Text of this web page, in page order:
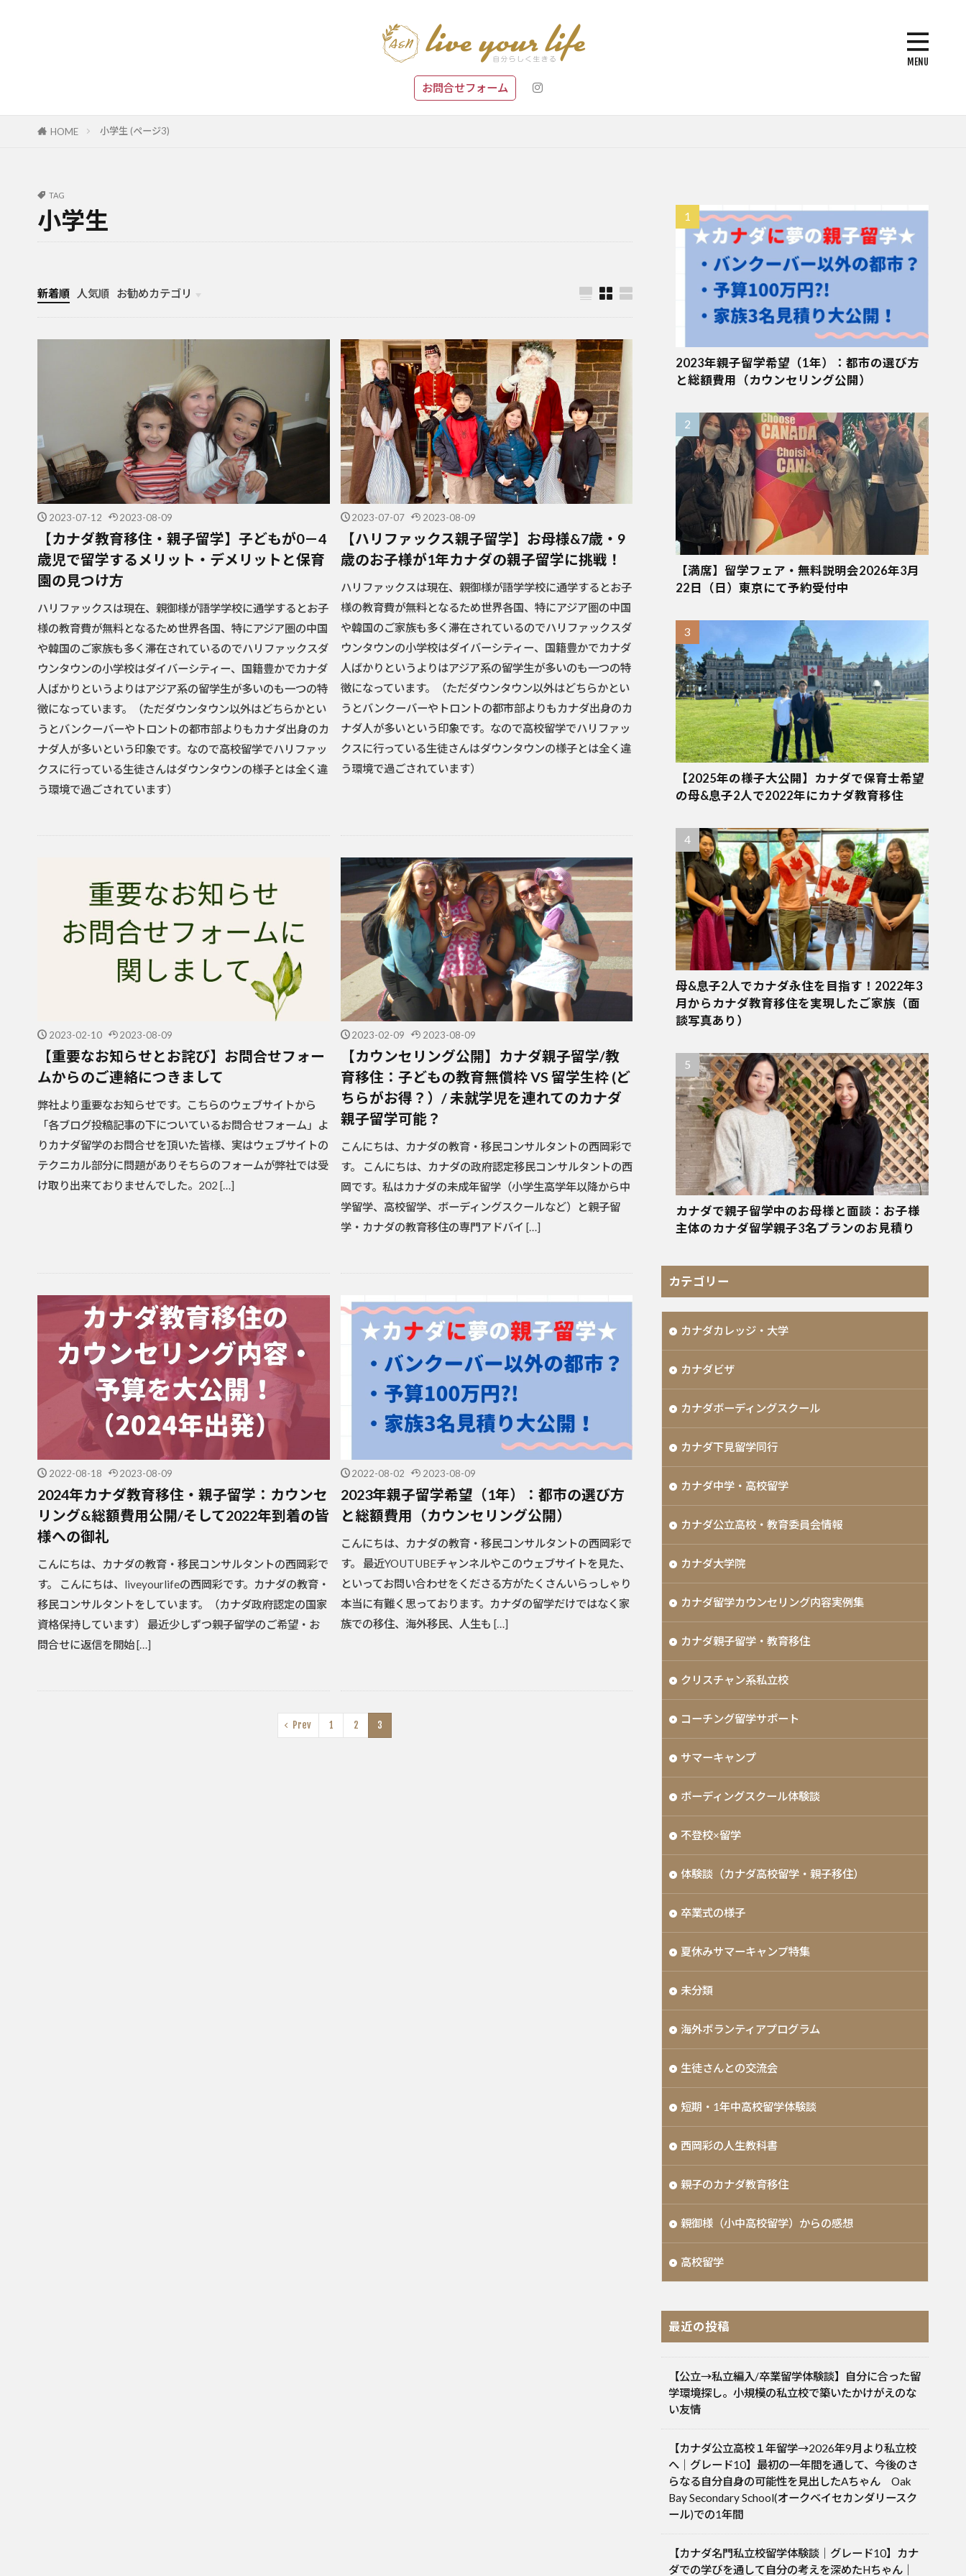
お問合せフォーム
HOME 小学生 (ページ3)
TAG
小学生
新着順 人気順
お勧めカテゴリ
カナダ中学・高校留学
カナダ親子留学・教育移住
体験談（カナダ高校留学・親子移住）
カナダ留学カウンセリング内容実例集
2023-07-12 2023-08-09
【カナダ教育移住・親子留学】子どもが0－4
歳児で留学するメリット・デメリットと保育
園の見つけ方
ハリファックスは現在、親御様が語学学校に通学するとお子
様の教育費が無料となるため世界各国、特にアジア圏の中国
や韓国のご家族も多く滞在されているのでハリファックスダ
ウンタウンの小学校はダイバーシティー、国籍豊かでカナダ
人ばかりというよりはアジア系の留学生が多いのも一つの特
徴になっています。（ただダウンタウン以外はどちらかとい
うとバンクーバーやトロントの都市部よりもカナダ出身のカ
ナダ人が多いという印象です。なので高校留学でハリファッ
クスに行っている生徒さんはダウンタウンの様子とは全く違
う環境で過ごされています）
2023-07-07 2023-08-09
【ハリファックス親子留学】お母様&7歳・9
歳のお子様が1年カナダの親子留学に挑戦！
ハリファックスは現在、親御様が語学学校に通学するとお子
様の教育費が無料となるため世界各国、特にアジア圏の中国
や韓国のご家族も多く滞在されているのでハリファックスダ
ウンタウンの小学校はダイバーシティー、国籍豊かでカナダ
人ばかりというよりはアジア系の留学生が多いのも一つの特
徴になっています。（ただダウンタウン以外はどちらかとい
うとバンクーバーやトロントの都市部よりもカナダ出身のカ
ナダ人が多いという印象です。なので高校留学でハリファッ
クスに行っている生徒さんはダウンタウンの様子とは全く違
う環境で過ごされています）
2023-02-10 2023-08-09
【重要なお知らせとお詫び】お問合せフォー
ムからのご連絡につきまして
弊社より重要なお知らせです。こちらのウェブサイトから
「各ブログ投稿記事の下についているお問合せフォーム」よ
りカナダ留学のお問合せを頂いた皆様、実はウェブサイトの
テクニカル部分に問題がありそちらのフォームが弊社では受
け取り出来ておりませんでした。202 […]
2023-02-09 2023-08-09
【カウンセリング公開】カナダ親子留学/教
育移住：子どもの教育無償枠 VS 留学生枠 (ど
ちらがお得？）/ 未就学児を連れてのカナダ
親子留学可能？
こんにちは、カナダの教育・移民コンサルタントの西岡彩で
す。 こんにちは、カナダの政府認定移民コンサルタントの西
岡です。私はカナダの未成年留学（小学生高学年以降から中
学留学、高校留学、ボーディングスクールなど）と親子留
学・カナダの教育移住の専門アドバイ […]
2022-08-18 2023-08-09
2024年カナダ教育移住・親子留学：カウンセ
リング&総額費用公開/そして2022年到着の皆
様への御礼
こんにちは、カナダの教育・移民コンサルタントの西岡彩で
す。 こんにちは、liveyourlifeの西岡彩です。カナダの教育・
移民コンサルタントをしています。（カナダ政府認定の国家
資格保持しています） 最近少しずつ親子留学のご希望・お
問合せに返信を開始 […]
2022-08-02 2023-08-09
2023年親子留学希望（1年）：都市の選び方
と総額費用（カウンセリング公開）
こんにちは、カナダの教育・移民コンサルタントの西岡彩で
す。 最近YOUTUBEチャンネルやこのウェブサイトを見た、
といってお問い合わせをくださる方がたくさんいらっしゃり
本当に有難く思っております。カナダの留学だけではなく家
族での移住、海外移民、人生も […]
Prev 1 2 3
2023年親子留学希望（1年）：都市の選び方
と総額費用（カウンセリング公開）
【満席】留学フェア・無料説明会2026年3月
22日（日）東京にて予約受付中
【2025年の様子大公開】カナダで保育士希望
の母&息子2人で2022年にカナダ教育移住
母&息子2人でカナダ永住を目指す！2022年3
月からカナダ教育移住を実現したご家族（面
談写真あり）
カナダで親子留学中のお母様と面談：お子様
主体のカナダ留学親子3名プランのお見積り
カテゴリー
カナダカレッジ・大学
カナダビザ
カナダボーディングスクール
カナダ下見留学同行
カナダ中学・高校留学
カナダ公立高校・教育委員会情報
カナダ大学院
カナダ留学カウンセリング内容実例集
カナダ親子留学・教育移住
クリスチャン系私立校
コーチング留学サポート
サマーキャンプ
ボーディングスクール体験談
不登校×留学
体験談（カナダ高校留学・親子移住）
卒業式の様子
夏休みサマーキャンプ特集
未分類
海外ボランティアプログラム
生徒さんとの交流会
短期・1年中高校留学体験談
西岡彩の人生教科書
親子のカナダ教育移住
親御様（小中高校留学）からの感想
高校留学
最近の投稿
【公立→私立編入/卒業留学体験談】自分に合った留
学環境探し。小規模の私立校で築いたかけがえのな
い友情
【カナダ公立高校１年留学→2026年9月より私立校
へ｜グレード10】最初の一年間を通して、今後のさ
らなる自分自身の可能性を見出したAちゃん Oak
Bay Secondary School(オークベイセカンダリースク
ール)での1年間
【カナダ名門私立校留学体験談｜グレード10】カナ
ダでの学びを通して自分の考えを深めたHちゃん｜